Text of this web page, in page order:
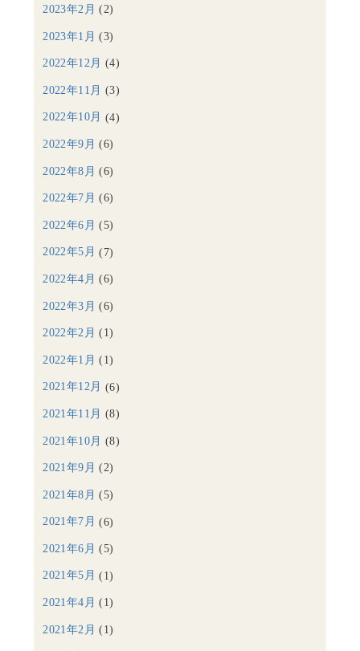
2023年2月 (2)
2023年1月 (3)
2022年12月 (4)
2022年11月 (3)
2022年10月 (4)
2022年9月 (6)
2022年8月 (6)
2022年7月 (6)
2022年6月 (5)
2022年5月 (7)
2022年4月 (6)
2022年3月 (6)
2022年2月 (1)
2022年1月 (1)
2021年12月 (6)
2021年11月 (8)
2021年10月 (8)
2021年9月 (2)
2021年8月 (5)
2021年7月 (6)
2021年6月 (5)
2021年5月 (1)
2021年4月 (1)
2021年2月 (1)